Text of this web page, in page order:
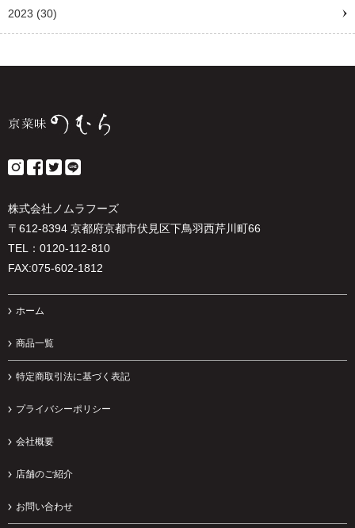
2023 (30)
株式会社ノムラフーズ
〒612-8394 京都府京都市伏見区下鳥羽西芹川町66
TEL：0120-112-810
FAX:075-602-1812
ホーム
商品一覧
特定商取引法に基づく表記
プライバシーポリシー
会社概要
店舗のご紹介
お問い合わせ